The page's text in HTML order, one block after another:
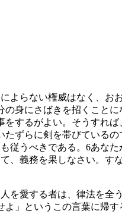
らない権威はなく、お
身にさばきを招くことに
するがよい。そうすれば
ずらに剣を帯びている
従うべきである。 6あなた
、義務を果しなさい。
を愛する者は、律法を全
」というこの言葉に帰す